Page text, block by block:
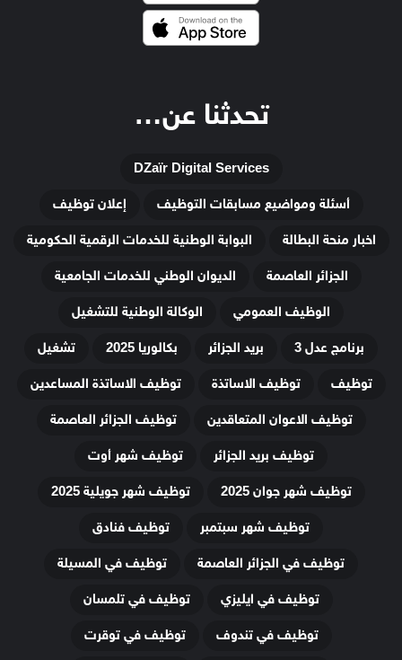
تحدثنا عن…
DZaïr Digital Services
أسئلة ومواضيع مسابقات التوظيف
إعلان توظيف
اخبار منحة البطالة
البوابة الوطنية للخدمات الرقمية الحكومية
الجزائر العاصمة
الديوان الوطني للخدمات الجامعية
الوظيف العمومي
الوكالة الوطنية للتشغيل
برنامج عدل 3
بريد الجزائر بكالوريا 2025
تشغيل
توظيف
توظيف الاساتذة
توظيف الاساتذة المساعدين
توظيف الاعوان المتعاقدين
توظيف الجزائر العاصمة
توظيف بريد الجزائر
توظيف شهر أوت
توظيف شهر جوان 2025
توظيف شهر جويلية 2025
توظيف شهر سبتمبر
توظيف فنادق
توظيف في الجزائر العاصمة
توظيف في المسيلة
توظيف في ايليزي
توظيف في تلمسان
توظيف في تندوف
توظيف في توقرت